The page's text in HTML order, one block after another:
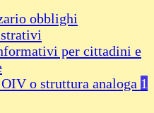
obblighi
per cittadini e
o struttura analoga 1